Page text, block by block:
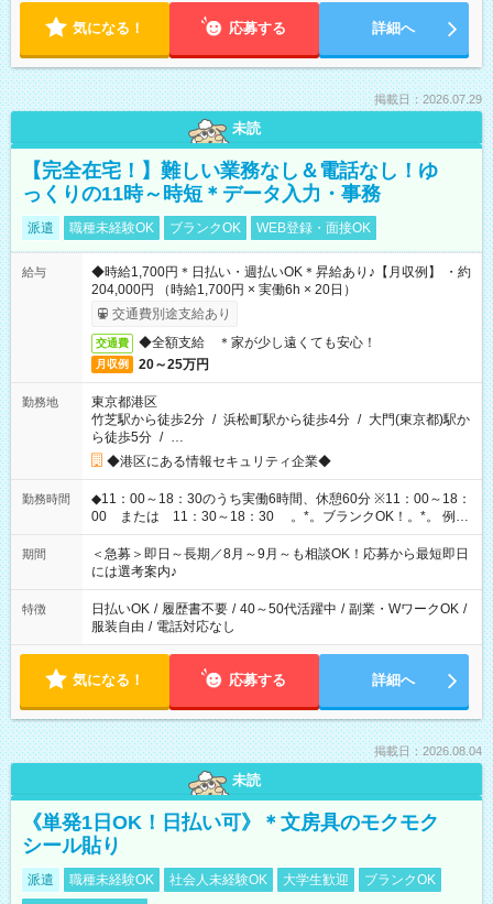
気になる！ 応募する 詳細へ
掲載日：2026.07.29
未読
【完全在宅！】難しい業務なし＆電話なし！ゆ
っくりの11時～時短＊データ入力・事務
派遣 職種未経験OK ブランクOK WEB登録・面接OK
給与
◆時給1,700円＊日払い・週払いOK＊昇給あり♪【月収例】 ・約
204,000円 （時給1,700円 × 実働6h × 20日）
交通費別途支給あり
交通費 ◆全額支給 ＊家が少し遠くても安心！
月収例 20～25万円
勤務地
東京都港区
竹芝駅から徒歩2分 / 浜松町駅から徒歩4分 / 大門(東京都)駅か
ら徒歩5分 / …
◆港区にある情報セキュリティ企業◆
勤務時間
◆11：00～18：30のうち実働6時間、休憩60分 ※11：00～18：
00 または 11：30～18：30 。*。ブランクOK！。*。 例え
ば前職が、 在宅/財団法人/事務/コールセンター/受付/販売/カフェ
スタッフ スイーツ販売/ホテルフロント/化粧品販売/など 様々な
業界から入社して活躍されています♪
期間
＜急募＞即日～長期／8月～9月～も相談OK！応募から最短即日
には選考案内♪
特徴 日払いOK / 履歴書不要 / 40～50代活躍中 / 副業・WワークOK /
服装自由 / 電話対応なし
気になる！ 応募する 詳細へ
掲載日：2026.08.04
未読
《単発1日OK！日払い可》＊文房具のモクモク
シール貼り
派遣 職種未経験OK 社会人未経験OK 大学生歓迎
ブランクOK